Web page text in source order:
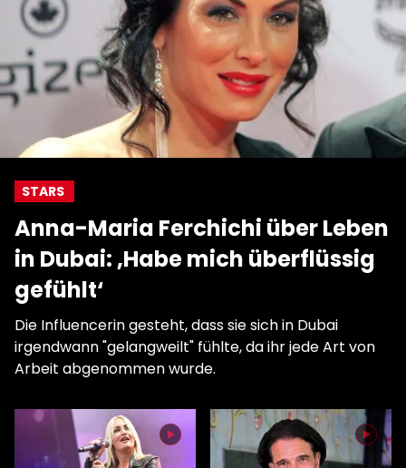
STARS
Anna-Maria Ferchichi über Leben
in Dubai: ‚Habe mich überflüssig
gefühlt‘
Die Influencerin gesteht, dass sie sich in Dubai
irgendwann "gelangweilt" fühlte, da ihr jede Art von
Arbeit abgenommen wurde.